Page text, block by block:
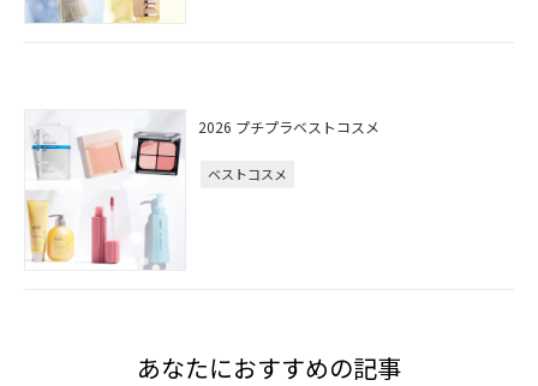
2026 プチプラベストコスメ
ベストコスメ
あなたにおすすめの記事